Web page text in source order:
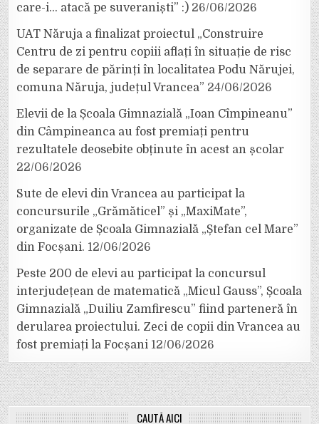
care-i… atacă pe suveraniști” :) 26/06/2026
UAT Năruja a finalizat proiectul „Construire
Centru de zi pentru copiii aflați în situație de risc
de separare de părinți în localitatea Podu Nărujei,
comuna Năruja, județul Vrancea” 24/06/2026
Elevii de la Școala Gimnazială „Ioan Cîmpineanu”
din Câmpineanca au fost premiați pentru
rezultatele deosebite obținute în acest an școlar
22/06/2026
Sute de elevi din Vrancea au participat la
concursurile „Grămăticel” și „MaxiMate”,
organizate de Școala Gimnazială „Ștefan cel Mare”
din Focșani. 12/06/2026
Peste 200 de elevi au participat la concursul
interjudețean de matematică „Micul Gauss”, Școala
Gimnazială „Duiliu Zamfirescu” fiind parteneră în
derularea proiectului. Zeci de copii din Vrancea au
fost premiați la Focșani 12/06/2026
CAUTĂ AICI